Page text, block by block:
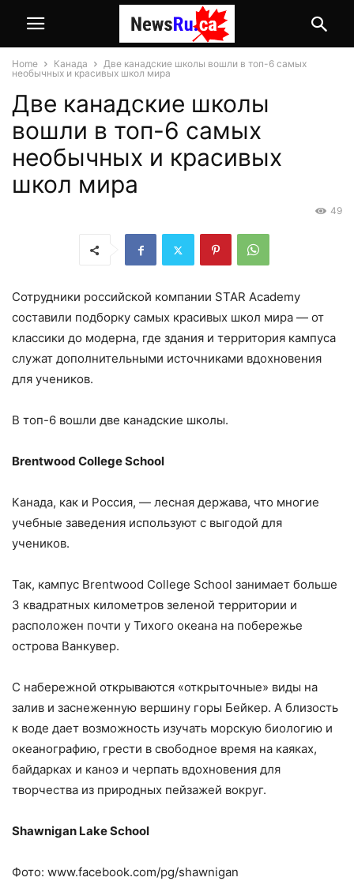
Home Канада
Две канадские школы вошли в топ-6 самых
необычных и красивых школ мира
Две канадские школы
вошли в топ-6 самых
необычных и красивых
школ мира
49
Сотрудники российской компании STAR Academy
составили подборку самых красивых школ мира — от
классики до модерна, где здания и территория кампуса
служат дополнительными источниками вдохновения
для учеников.
В топ-6 вошли две канадские школы.
Brentwood College School
Канада, как и Россия, — лесная держава, что многие
учебные заведения используют с выгодой для
учеников.
Так, кампус Brentwood College School занимает больше
3 квадратных километров зеленой территории и
расположен почти у Тихого океана на побережье
острова Ванкувер.
С набережной открываются «открыточные» виды на
залив и заснеженную вершину горы Бейкер. А близость
к воде дает возможность изучать морскую биологию и
океанографию, грести в свободное время на каяках,
байдарках и каноэ и черпать вдохновения для
творчества из природных пейзажей вокруг.
Shawnigan Lake School
Фото: www.facebook.com/pg/shawnigan